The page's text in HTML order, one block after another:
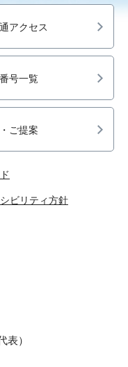
アクセス
号一覧
ご提案
ビリティ方針
）